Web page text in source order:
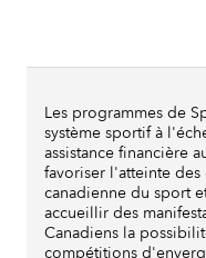
Les programmes de
système sportif à
assistance financière
favoriser l'atteinte
canadienne du sport
accueillir des
Canadiens la
compétitions